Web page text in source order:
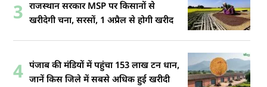
3 राजस्थान सरकार MSP पर किसानों से
खरीदेगी चना, सरसों, 1 अप्रैल से होगी खरीद
4 पंजाब की मंडियों में पहुंचा 153 लाख टन धान,
जानें किस जिले में सबसे अधिक हुई खरीदी